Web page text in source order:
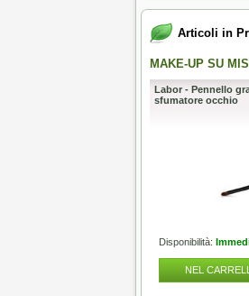
Articoli in
MAKE-UP SU
Labor - Pennello
sfumatore occhio
Disponibilità:
NEL